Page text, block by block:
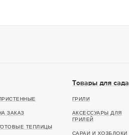
ЗАКАЗ
ТЕПЛИЦЫ
Товары для сада
ГРИЛИ
АКСЕССУАРЫ ДЛЯ
ГРИЛЕЙ
САРАИ И ХОЗБЛОКИ